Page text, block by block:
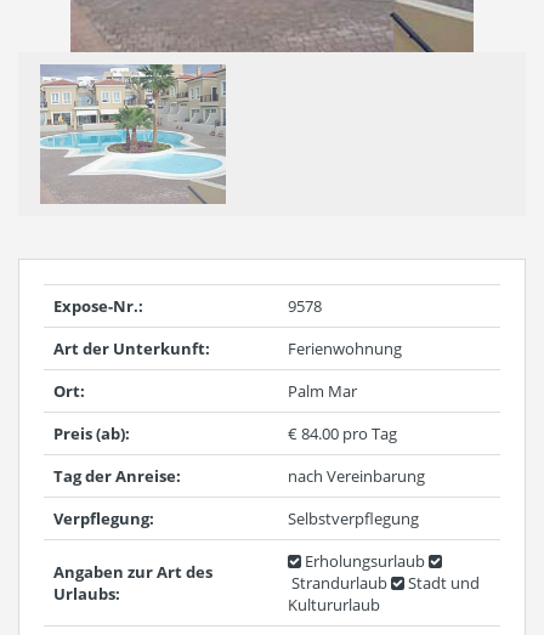
Expose-Nr.:
9578
Art der Unterkunft:
Ferienwohnung
Ort:
Palm Mar
Preis (ab):
€ 84.00 pro Tag
Tag der Anreise:
nach Vereinbarung
Verpflegung:
Selbstverpflegung
Angaben zur Art des
Urlaubs:
Erholungsurlaub
Strandurlaub
Stadt und
Kultururlaub